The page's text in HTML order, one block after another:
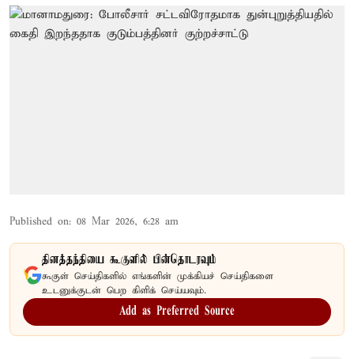
Published on: 08 Mar 2026, 6:28 am
தினத்தந்தியை கூகுளில் பின்தொடரவும்
கூகுள் செய்திகளில் எங்களின் முக்கியச் செய்திகளை
உடனுக்குடன் பெற கிளிக் செய்யவும்.
Add as Preferred Source